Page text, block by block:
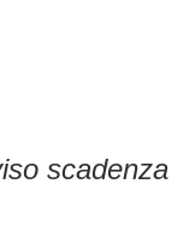
scadenza